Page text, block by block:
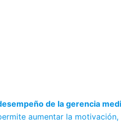
de la gerencia
aumentar la